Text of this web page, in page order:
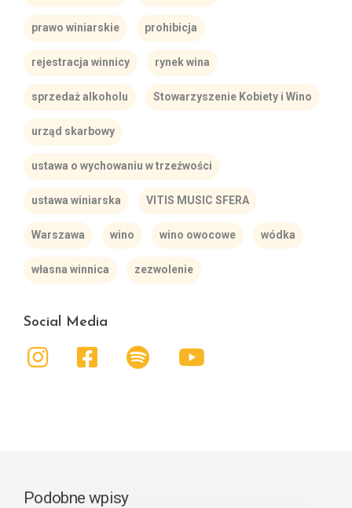
prawo winiarskie prohibicja
rejestracja winnicy rynek wina
sprzedaż alkoholu Stowarzyszenie Kobiety i Wino
urząd skarbowy
ustawa o wychowaniu w trzeźwości
ustawa winiarska VITIS MUSIC SFERA
Warszawa wino wino owocowe wódka
własna winnica zezwolenie
Social Media
Podobne wpisy